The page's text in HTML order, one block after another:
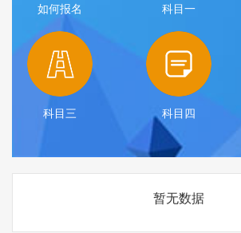
如何报名 科目一
科目三 科目四
暂无数据